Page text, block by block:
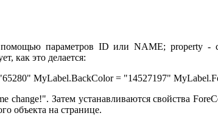
параметров ID или NAME; property -
как это делается:
MyLabel.BackColor = "14527197"
change!". Затем устанавливаются свойства
объекта на странице.